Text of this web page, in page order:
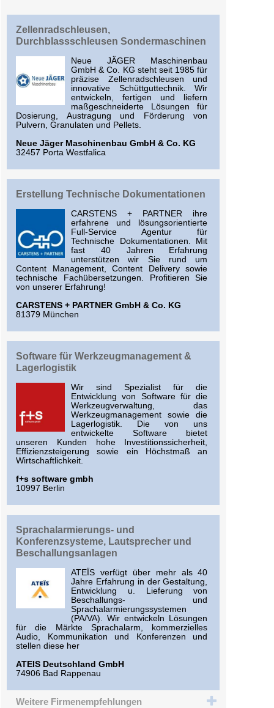
Zellenradschleusen,
Durchblassschleusen Sondermaschinen
Neue JÄGER Maschinenbau
GmbH & Co. KG steht seit 1985 für
präzise Zellenradschleusen und
innovative Schüttguttechnik. Wir
entwickeln, fertigen und liefern
maßgeschneiderte Lösungen für
Dosierung, Austragung und Förderung von
Pulvern, Granulaten und Pellets.
Neue Jäger Maschinenbau GmbH & Co. KG
32457 Porta Westfalica
Erstellung Technische Dokumentationen
CARSTENS + PARTNER ihre
erfahrene und lösungsorientierte
Full-Service Agentur für
Technische Dokumentationen. Mit
fast 40 Jahren Erfahrung
unterstützen wir Sie rund um
Content Management, Content Delivery sowie
technische Fachübersetzungen. Profitieren Sie
von unserer Erfahrung!
CARSTENS + PARTNER GmbH & Co. KG
81379 München
Software für Werkzeugmanagement &
Lagerlogistik
Wir sind Spezialist für die
Entwicklung von Software für die
Werkzeugverwaltung, das
Werkzeugmanagement sowie die
Lagerlogistik. Die von uns
entwickelte Software bietet
unseren Kunden hohe Investitionssicherheit,
Effizienzsteigerung sowie ein Höchstmaß an
Wirtschaftlichkeit.
f+s software gmbh
10997 Berlin
Sprachalarmierungs- und
Konferenzsysteme, Lautsprecher und
Beschallungsanlagen
ATEÏS verfügt über mehr als 40
Jahre Erfahrung in der Gestaltung,
Entwicklung u. Lieferung von
Beschallungs- und
Sprachalarmierungssystemen
(PA/VA). Wir entwickeln Lösungen
für die Märkte Sprachalarm, kommerzielles
Audio, Kommunikation und Konferenzen und
stellen diese her
ATEIS Deutschland GmbH
74906 Bad Rappenau
Weitere Firmenempfehlungen